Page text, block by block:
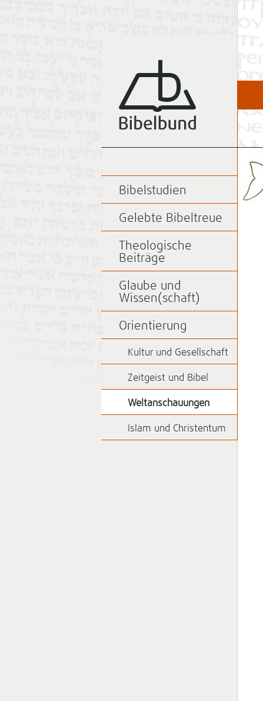
Bibelstudien
Gelebte Bibeltreue
Theologische
Beiträge
Glaube und
Wissen(schaft)
Orientierung
Kultur und Gesellschaft
Zeitgeist und Bibel
Weltanschauungen
Islam und Christentum